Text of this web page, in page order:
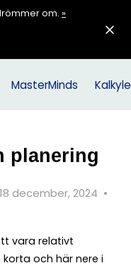
om. »
MasterMinds
planering
december, 2024 •
vara relativt
och här nere i